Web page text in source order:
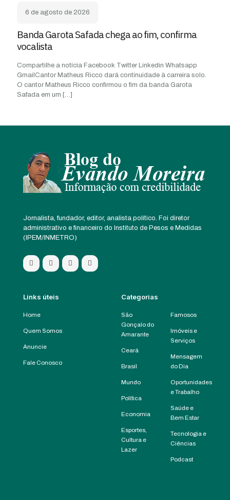
6 de agosto de 2026
Banda Garota Safada chega ao fim, confirma
vocalista
Compartilhe a notícia Facebook Twitter Linkedin Whatsapp
GmailCantor Matheus Ricco dará continuidade à carreira solo.
O cantor Matheus Ricco confirmou o fim da banda Garota
Safada em um […]
Jornalista, fundador, editor, analista político. Foi diretor
administrativo e financeiro do Instituto de Pesos e Medidas
(IPEM/INMETRO)
Links úteis
Home
Quem Somos
Anuncie
Fale Conosco
Categorias
São
Gonçalo do
Amarante
Ceará
Brasil
Mundo
Política
Economia
Esportes,
Cultura e
Lazer
Famosos
Imóveis e
Serviços
Mensagem
do Dia
Oportunidades
e Trabalho
Saúde e
Bem Estar
Tecnologia e
Ciências
Podcast